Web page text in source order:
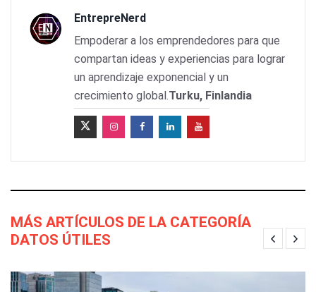
EntrepreNerd
Empoderar a los emprendedores para que
compartan ideas y experiencias para lograr
un aprendizaje exponencial y un
crecimiento global.Turku, Finlandia
MÁS ARTÍCULOS DE LA CATEGORÍA
DATOS ÚTILES